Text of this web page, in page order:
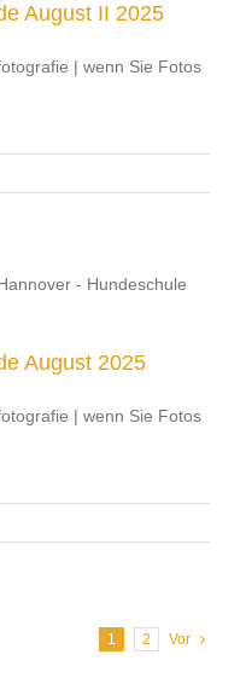
August II 2025
| wenn Sie Fotos
August 2025
| wenn Sie Fotos
1 2 Vor